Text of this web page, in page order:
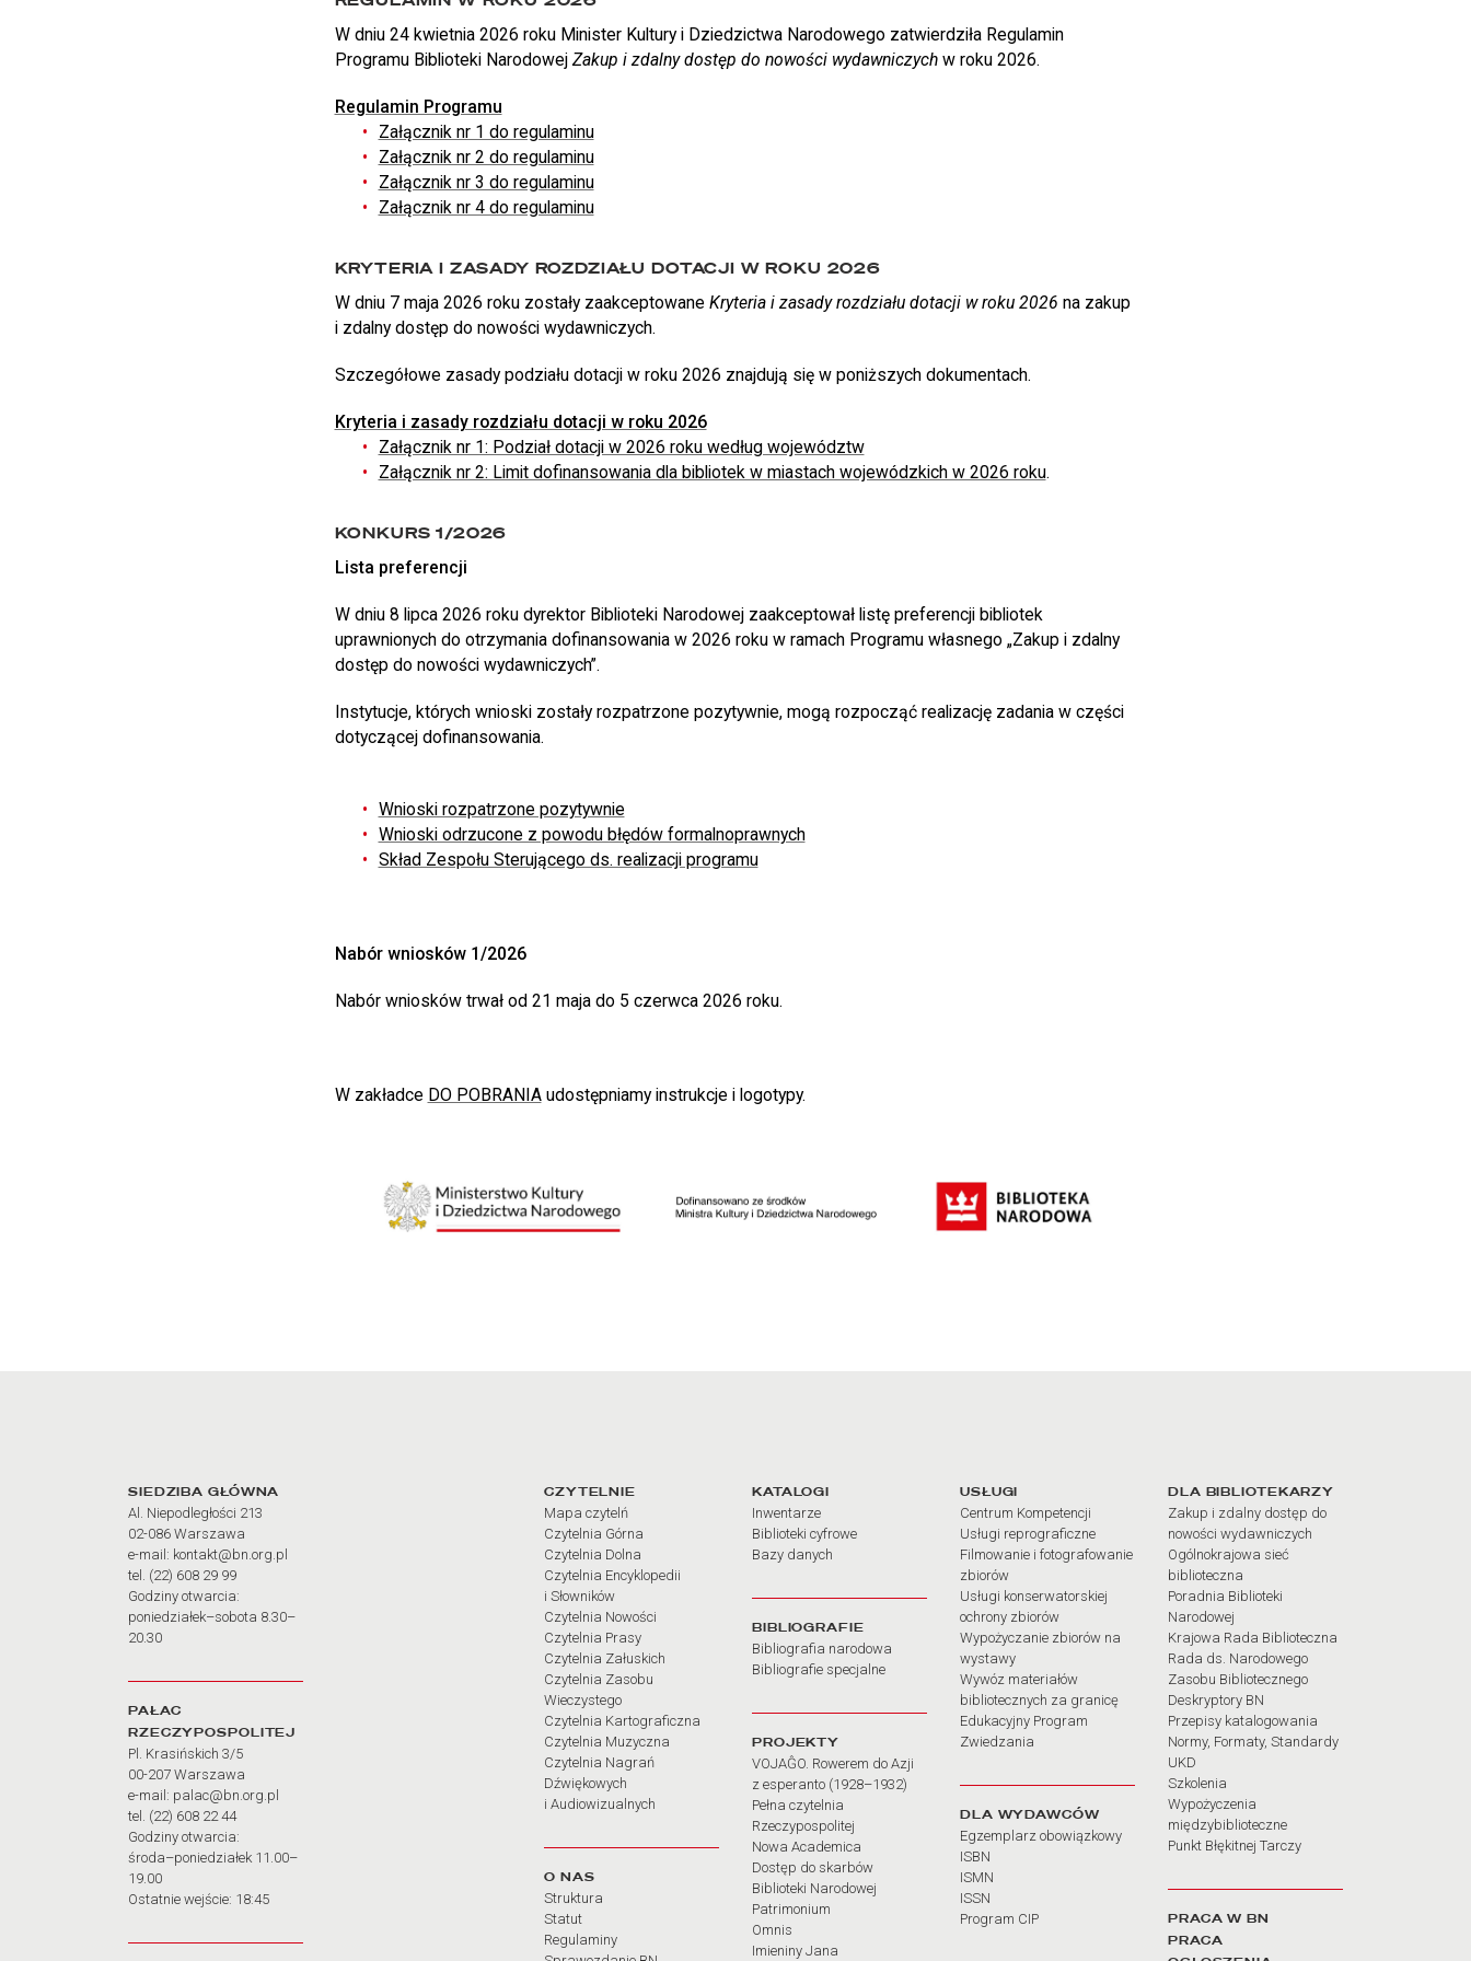
W dniu 24 kwietnia 2026 roku Minister Kultury i Dziedzictwa Narodowego zatwierdziła Regulamin
Programu Biblioteki Narodowej Zakup i zdalny dostęp do nowości wydawniczychw roku 2026.
Regulamin Programu
Załącznik nr 1 do regulaminu
Załącznik nr 2 do regulaminu
Załącznik nr 3 do regulaminu
Załącznik nr 4 do regulaminu
KRYTERIA I ZASADY ROZDZIAŁU DOTACJI W ROKU 2026
W dniu 7 maja 2026 roku zostały zaakceptowane Kryteria i zasady rozdziału dotacji w roku 2026 na zakup
i zdalny dostęp do nowości wydawniczych.
Szczegółowe zasady podziału dotacji w roku 2026 znajdują się w poniższych dokumentach.
Kryteria i zasady rozdziału dotacji w roku 2026
Załącznik nr 1: Podział dotacji w 2026 roku według województw
Załącznik nr 2: Limit dofinansowania dla bibliotek w miastach wojewódzkich w 2026 roku.
KONKURS 1/2026
Lista preferencji
W dniu 8 lipca 2026 roku dyrektor Biblioteki Narodowej zaakceptował listę preferencji bibliotek
uprawnionych do otrzymania dofinansowania w 2026 roku w ramach Programu własnego „Zakup i zdalny
dostęp do nowości wydawniczych”.
Instytucje, których wnioski zostały rozpatrzone pozytywnie, mogą rozpocząć realizację zadania w części
dotyczącej dofinansowania.
Wnioski rozpatrzone pozytywnie
Wnioski odrzucone z powodu błędów formalnoprawnych
Skład Zespołu Sterującego ds. realizacji programu
Nabór wniosków 1/2026
Nabór wniosków trwał od 21 maja do 5 czerwca 2026 roku.
W zakładce DO POBRANIAudostępniamy instrukcje i logotypy.
Adres oraz godziny otwarcia
SIEDZIBA GŁÓWNA
Al. Niepodległości 213
02-086 Warszawa
e-mail: kontakt@bn.org.pl
tel. (22) 608 29 99
Godziny otwarcia:
poniedziałek–sobota 8.30–
20.30
PAŁAC
RZECZYPOSPOLITEJ
Pl. Krasińskich 3/5
00-207 Warszawa
e-mail: palac@bn.org.pl
tel. (22) 608 22 44
Godziny otwarcia:
środa–poniedziałek 11.00–
19.00
Ostatnie wejście: 18:45
Linki do najważniejszych działów
CZYTELNIE
Mapa czytelń
Czytelnia Górna
Czytelnia Dolna
Czytelnia Encyklopedii
i Słowników
Czytelnia Nowości
Czytelnia Prasy
Czytelnia Załuskich
Czytelnia Zasobu
Wieczystego
Czytelnia Kartograficzna
Czytelnia Muzyczna
Czytelnia Nagrań
Dźwiękowych
i Audiowizualnych
O NAS
Struktura
Statut
Regulaminy
KATALOGI
Inwentarze
Biblioteki cyfrowe
Bazy danych
BIBLIOGRAFIE
Bibliografia narodowa
Bibliografie specjalne
PROJEKTY
VOJAĜO. Rowerem do Azji
z esperanto (1928–1932)
Pełna czytelnia
Rzeczypospolitej
Nowa Academica
Dostęp do skarbów
Biblioteki Narodowej
Patrimonium
Omnis
Imieniny Jana
USŁUGI
Centrum Kompetencji
Usługi reprograficzne
Filmowanie i fotografowanie
zbiorów
Usługi konserwatorskiej
ochrony zbiorów
Wypożyczanie zbiorów na
wystawy
Wywóz materiałów
bibliotecznych za granicę
Edukacyjny Program
Zwiedzania
DLA WYDAWCÓW
Egzemplarz obowiązkowy
ISBN
ISMN
ISSN
Program CIP
DLA BIBLIOTEKARZY
Zakup i zdalny dostęp do
nowości wydawniczych
Ogólnokrajowa sieć
biblioteczna
Poradnia Biblioteki
Narodowej
Krajowa Rada Biblioteczna
Rada ds. Narodowego
Zasobu Bibliotecznego
Deskryptory BN
Przepisy katalogowania
Normy, Formaty, Standardy
UKD
Szkolenia
Wypożyczenia
międzybiblioteczne
Punkt Błękitnej Tarczy
PRACA W BN
PRACA